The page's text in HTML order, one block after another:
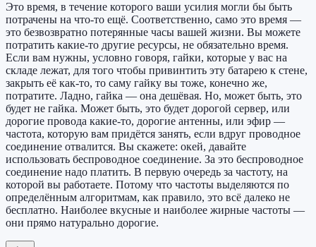
Это время, в течение которого ваши усилия могли бы быть
потрачены на что-то ещё. Соответственно, само это время —
это безвозвратно потерянные часы вашей жизни. Вы можете
потратить какие-то другие ресурсы, не обязательно время.
Если вам нужны, условно говоря, гайки, которые у вас на
складе лежат, для того чтобы привинтить эту батарею к стене,
закрыть её как-то, то саму гайку вы тоже, конечно же,
потратите. Ладно, гайка — она дешёвая. Но, может быть, это
будет не гайка. Может быть, это будет дорогой сервер, или
дорогие провода какие-то, дорогие антенны, или эфир —
частота, которую вам придётся занять, если вдруг проводное
соединение отвалится. Вы скажете: окей, давайте
использовать беспроводное соединение. За это беспроводное
соединение надо платить. В первую очередь за частоту, на
которой вы работаете. Потому что частоты выделяются по
определённым алгоритмам, как правило, это всё далеко не
бесплатно. Наиболее вкусные и наиболее жирные частоты —
они прямо натурально дорогие.